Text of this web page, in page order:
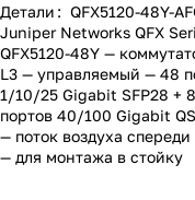
Детали: QFX5120-48Y-
Juniper Networks QFX
QFX5120-48Y —
L3 — управляемый — 48
1/10/25 Gigabit SFP28 + 8
портов 40/100 Gigabit
— поток воздуха спереди
— для монтажа в стойку